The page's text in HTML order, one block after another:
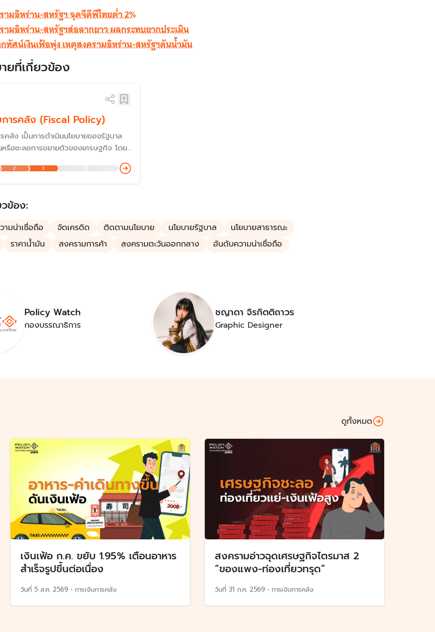
ามอิหร่าน-สหรัฐฯ ฉุดจีดีพีไทยต่ำ 2%
ามอิหร่าน-สหรัฐฯส่อลากยาว ผลกระทบยากประเมิน
ทัศน์เงินเฟ้อพุ่ง เหตุสงครามอิหร่าน-สหรัฐฯดันน้ำมัน
ยที่เกี่ยวข้อง
การคลัง (Fiscal Policy)
คลัง เป็นการดำเนินนโยบายของรัฐบาล
หรือชะลอการขยายตัวของเศรษฐกิจ โดย
ยจ่าย) และการเก็บภาษี (รายได้) รวมถึง
ธารณะของรัฐบาล
2 3
ข้อง:
ามน่าเชื่อถือ จัดเครดิด ติดตามนโยบาย นโยบายรัฐบาล
นโยบายสาธารณะ
ราคาน้ำมัน สงครามการค้า สงครามตะวันออกกลาง อันดับความน่าเชื่อถือ
Policy Watch
กองบรรณาธิการ
ชญาดา จิรกิตติถาวร
Graphic Designer
ดูทั้งหมด
เงินเฟ้อ ก.ค. ขยับ 1.95% เตือนอาหาร
สำเร็จรูปขึ้นต่อเนื่อง
วันที่ 5 ส.ค. 2569 • การเงินการคลัง
สงครามอ่าวฉุดเศรษฐกิจไตรมาส 2
“ของแพง-ท่องเที่ยวทรุด”
วันที่ 31 ก.ค. 2569 • การเงินการคลัง